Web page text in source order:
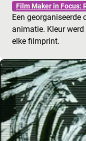
Film Maker in Focus:
Een georganiseerde
animatie. Kleur
elke filmprint.